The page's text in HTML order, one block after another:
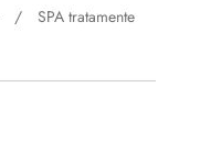
SPA tratamente